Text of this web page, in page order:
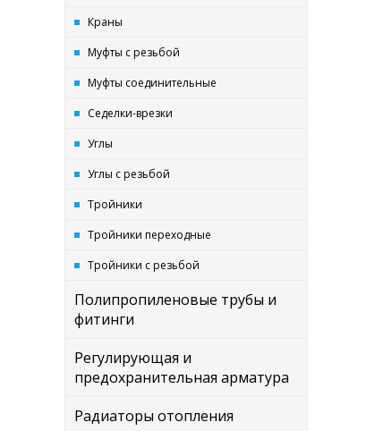
Краны
Муфты с резьбой
Муфты соединительные
Седелки-врезки
Углы
Углы с резьбой
Тройники
Тройники переходные
Тройники с резьбой
Полипропиленовые трубы и
фитинги
Регулирующая и
предохранительная арматура
Радиаторы отопления